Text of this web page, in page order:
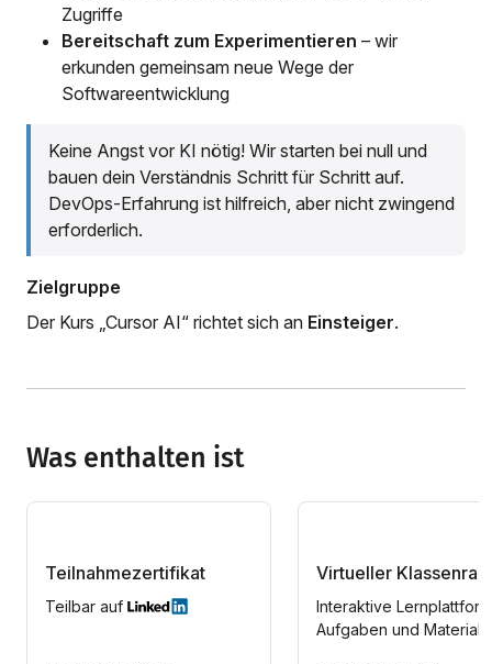
Zugriffe
Bereitschaft zum Experimentieren – wir
erkunden gemeinsam neue Wege der
Softwareentwicklung
Keine Angst vor KI nötig! Wir starten bei null und
bauen dein Verständnis Schritt für Schritt auf.
DevOps-Erfahrung ist hilfreich, aber nicht zwingend
erforderlich.
Zielgruppe
Der Kurs „Cursor AI“ richtet sich an Einsteiger.
Was enthalten ist
Teilnahmezertifikat
Teilbar auf
Virtueller
Interaktive
Aufgaben und